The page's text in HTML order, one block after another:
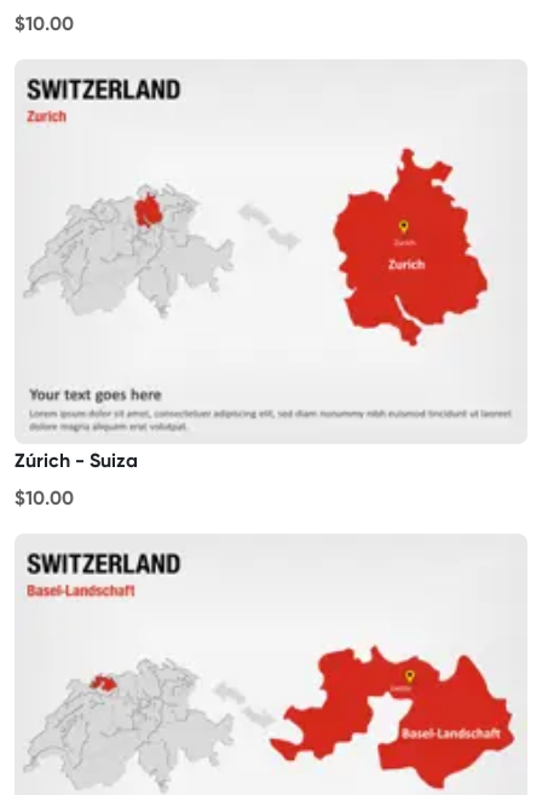
$10.00
Zúrich - Suiza
$10.00